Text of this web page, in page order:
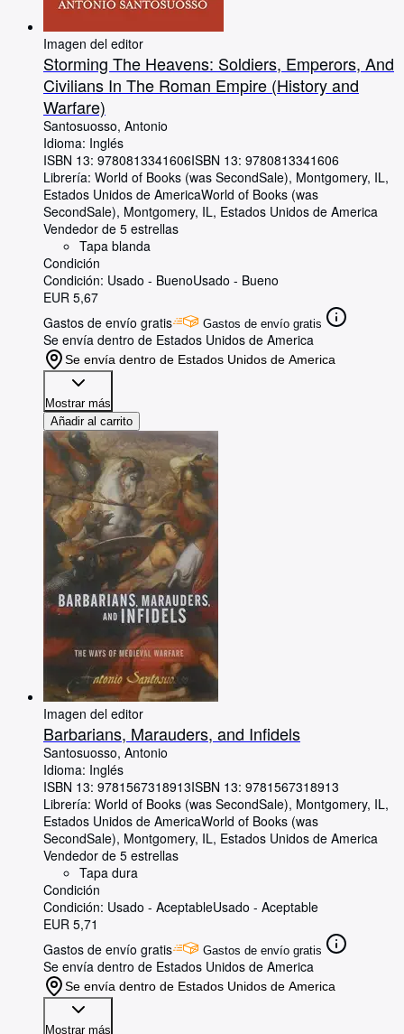
Imagen del editor
Storming The Heavens: Soldiers, Emperors, And
Civilians In The Roman Empire (History and
Warfare)
Santosuosso, Antonio
Idioma: Inglés
ISBN 13: 9780813341606ISBN 13: 9780813341606
Librería: World of Books (was SecondSale), Montgomery, IL,
Estados Unidos de AmericaWorld of Books (was
SecondSale), Montgomery, IL, Estados Unidos de America
Vendedor de 5 estrellas
Tapa blanda
Condición
Condición: Usado - BuenoUsado - Bueno
EUR 5,67
Gastos de envío gratis
Gastos de envío gratis
Se envía dentro de Estados Unidos de America
Se envía dentro de Estados Unidos de America
Mostrar más
Añadir al carrito
Imagen del editor
Barbarians, Marauders, and Infidels
Santosuosso, Antonio
Idioma: Inglés
ISBN 13: 9781567318913ISBN 13: 9781567318913
Librería: World of Books (was SecondSale), Montgomery, IL,
Estados Unidos de AmericaWorld of Books (was
SecondSale), Montgomery, IL, Estados Unidos de America
Vendedor de 5 estrellas
Tapa dura
Condición
Condición: Usado - AceptableUsado - Aceptable
EUR 5,71
Gastos de envío gratis
Gastos de envío gratis
Se envía dentro de Estados Unidos de America
Se envía dentro de Estados Unidos de America
Mostrar más